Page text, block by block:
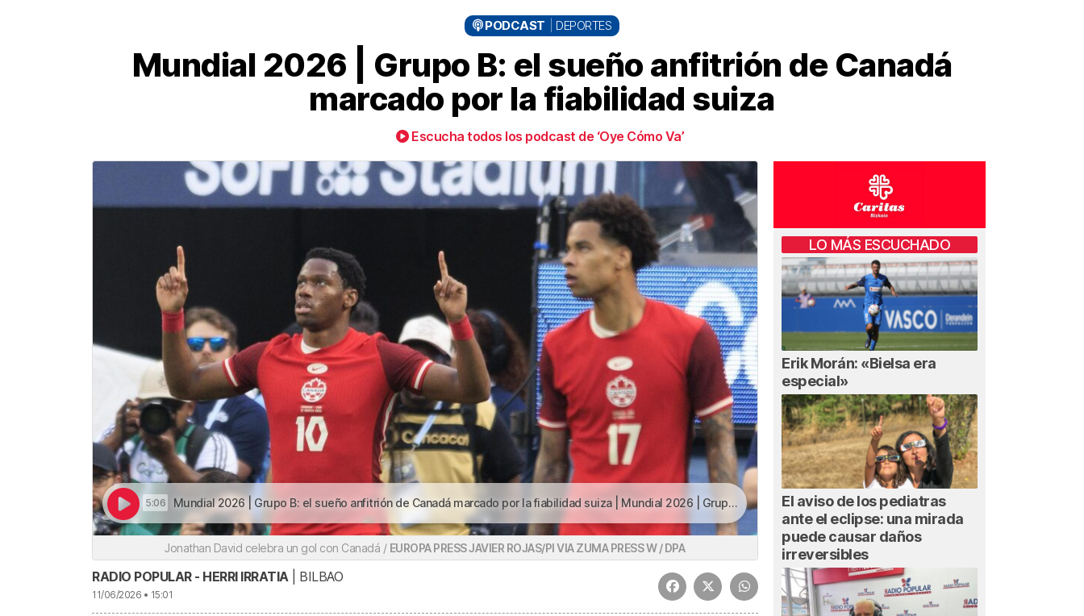
PODCAST DEPORTES
Mundial 2026 | Grupo B: el sueño anfitrión de Canadá
marcado por la fiabilidad suiza
Escucha todos los podcast de ‘Oye Cómo Va’
5:06 Mundial 2026 | Grupo B: el sueño anfitrión de Canadá marcado por la fiabilidad suiza | Mundial 2026 | Grupo B: el sueño anfitrión de Canadá marcado por la fiabilidad suiza
Jonathan David celebra un gol con Canadá / EUROPA PRESS JAVIER ROJAS/PI VIA ZUMA PRESS W / DPA
RADIO POPULAR - HERRI IRRATIA | BILBAO
11/06/2026 • 15:01
LO MÁS ESCUCHADO
Erik Morán: «Bielsa era
especial»
El aviso de los pediatras
ante el eclipse: una mirada
puede causar daños
irreversibles